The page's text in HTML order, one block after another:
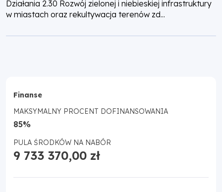
Działania 2.30 Rozwój zielonej i niebieskiej infrastruktury
w miastach oraz rekultywacja terenów zd...
Finanse
MAKSYMALNY PROCENT DOFINANSOWANIA
85%
PULA ŚRODKÓW NA NABÓR
9 733 370,00 zł